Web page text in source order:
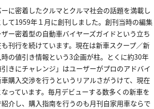
に密着したクルマとクルマ社会の話題を満載し
て1959年１月に創刊しました。創刊当時の編集
ー密着型の自動車バイヤーズガイドという立ち
刊行を続けています。現在は新車スクープ／新
の値引き情報という3企画が柱。とくに約30年
きにチャレンジ」はユーザーがプロのアドバイ
購入交渉を行うというリアルさがうけて、現在
っています。毎月デビューする数多くの新車を
介し、購入指南を行うのも月刊自家用車ならで